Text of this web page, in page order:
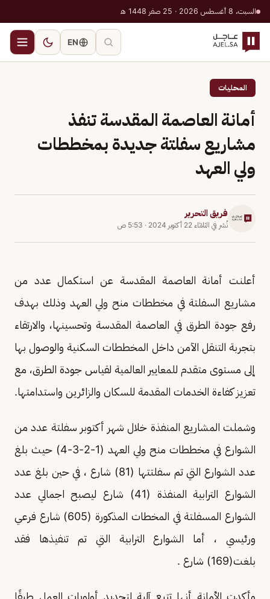
السبت، 8 أغسطس 2026 · 25 صفر 1448 هـ
EN
المحليات
أمانة العاصمة المقدسة تنفذ
مشاريع سفلتة جديدة بمخططات
ولي العهد
فريق التحرير
نُشر في الثلاثاء 22 أكتوبر 2024 · 5:53 ص
أعلنت أمانة العاصمة المقدسة عن استكمال عدد من
مشاريع السفلتة في مخططات منح ولي العهد وذلك بهدف
رفع جودة الطرق في العاصمة المقدسة وتحسينها، والارتقاء
بتجربة التنقل الآمن داخل المخططات السكنية والوصول بها
إلى مستوى متقدم للمعايير العالمية لقياس جودة الطرق، مع
تعزيز كفاءة الخدمات المقدمة للسكان والزائرين واستدامتها.
وشملت المشاريع المنفذة خلال شهر أكتوبر سفلتة عدد من
الشوارع في مخططات منح ولي العهد (1-2-3-4) حيث بلغ
عدد الشوارع التي تم سفلتتها (81) شارع ، في حين بلغ عدد
الشوارع الترابية المنفذة (41) شارع ليصبح اجمالي عدد
الشوارع المسفلتة في المخطات المذكورة (605) شارع فرعي
ورئيسي ، أما الشوارع الترابية التي تم تنفيذها فقد
بلغت(169) شارع .
وأكدت الأمانة أنها تتبع آلية لتحديد أولويات العمل طبقًا